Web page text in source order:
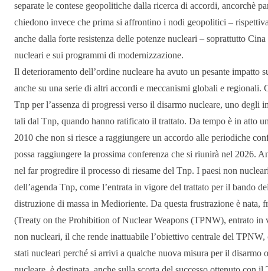
separate le contese geopolitiche dalla ricerca di accordi, ancorchè
chiedono invece che prima si affrontino i nodi geopolitici –
anche dalla forte resistenza delle potenze nucleari – soprattutto
nucleari e sui programmi di modernizzazione.
Il deterioramento dell’ordine nucleare ha avuto un pesante
anche su una serie di altri accordi e meccanismi globali e regionali.
Tnp per l’assenza di progressi verso il disarmo nucleare, uno
tali dal Tnp, quando hanno ratificato il trattato. Da tempo è in atto
2010 che non si riesce a raggiungere un accordo alle periodiche
possa raggiungere la prossima conferenza che si riunirà nel
nel far progredire il processo di riesame del Tnp. I paesi non
dell’agenda Tnp, come l’entrata in vigore del trattato per il bando
distruzione di massa in Medioriente. Da questa frustrazione è
(Treaty on the Prohibition of Nuclear Weapons (TPNW), entrato
non nucleari, il che rende inattuabile l’obiettivo centrale del
stati nucleari perché si arrivi a qualche nuova misura per il disarmo